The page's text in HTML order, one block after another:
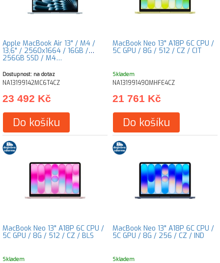
Apple MacBook Air 13" / M4 /
13,6" / 2560x1664 / 16GB /
256GB SSD / M4…
Dostupnost: na dotaz
NA13199142MC6T4CZ
23 492 Kč
Do košíku
MacBook Neo 13" A18P 6C CPU /
5C GPU / 8G / 512 / CZ / CIT
Skladem
NA131991490MHFE4CZ
21 761 Kč
Do košíku
MacBook Neo 13" A18P 6C CPU /
5C GPU / 8G / 512 / CZ / BLS
Skladem
MacBook Neo 13" A18P 6C CPU /
5C GPU / 8G / 256 / CZ / IND
Skladem